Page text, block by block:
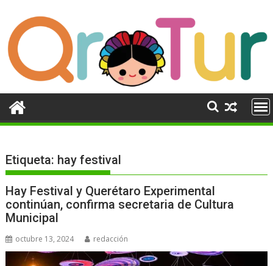
contenido
Etiqueta: hay festival
Hay Festival y Querétaro Experimental
continúan, confirma secretaria de Cultura
Municipal
octubre 13, 2024 redacción